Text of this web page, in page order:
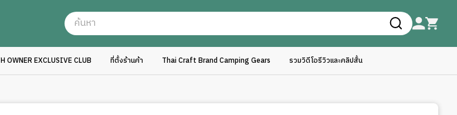
OWNER EXCLUSIVE CLUB ที่ตั้งร้านค้า Thai Craft Brand Camping Gears รวมวิดีโอรีวิวและคลิปสั้น